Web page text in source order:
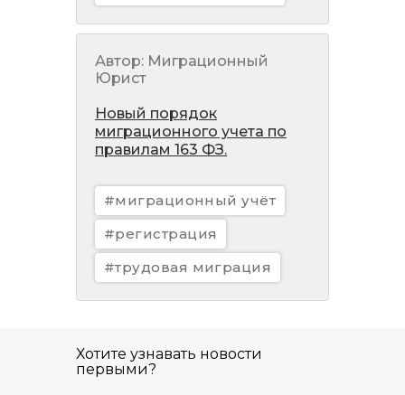
Автор: Миграционный
Юрист
Новый порядок
миграционного учета по
правилам 163 ФЗ.
#миграционный учёт
#регистрация
#трудовая миграция
Хотите узнавать новости
первыми?